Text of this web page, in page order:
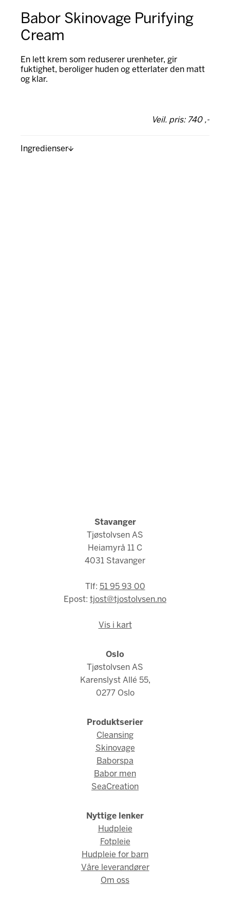
Babor Skinovage Purifying
Cream
En lett krem som reduserer urenheter, gir
fuktighet, beroliger huden og etterlater den matt
og klar.
Veil. pris: 740 ,-
Ingredienser
Stavanger
Tjøstolvsen AS
Heiamyrå 11 C
4031 Stavanger
Tlf: 51 95 93 00
Epost: tjost@tjostolvsen.no
Vis i kart
Oslo
Tjøstolvsen AS
Karenslyst Allé 55,
0277 Oslo
Produktserier
Cleansing
Skinovage
Baborspa
Babor men
SeaCreation
Nyttige lenker
Hudpleie
Fotpleie
Hudpleie for barn
Våre leverandører
Om oss